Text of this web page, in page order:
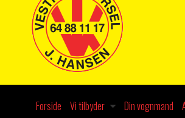
Forside Vi tilbyder Din vognmand